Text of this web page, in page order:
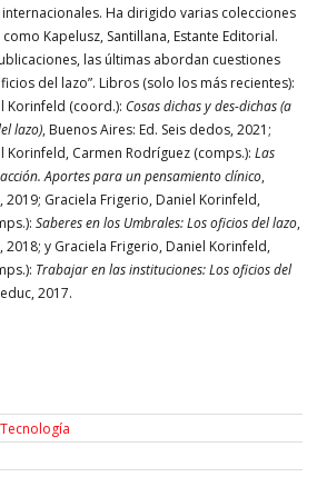
Ha dirigido varias colecciones
Kapelusz, Santillana, Estante Editorial.
las últimas abordan cuestiones
del lazo”. Libros (solo los más recientes):
Korinfeld (coord.): Cosas dichas y des-dichas (a
lazo), Buenos Aires: Ed. Seis dedos, 2021;
Korinfeld, Carmen Rodríguez (comps.):Las
Aportes para un pensamiento clínico,
2019; Graciela Frigerio, Daniel Korinfeld,
Saberes en los Umbrales: Los oficios del lazo,
2018; y Graciela Frigerio, Daniel Korinfeld,
Trabajar en las instituciones: Los oficios del
2017.